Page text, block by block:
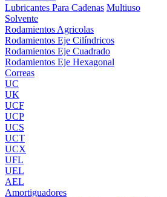
Lubricantes Para Cadenas Multiuso
Solvente
Rodamientos Agricolas
Rodamientos Eje Cilíndricos
Rodamientos Eje Cuadrado
Rodamientos Eje Hexagonal
Correas
UC
UK
UCF
UCP
UCS
UCT
UCX
UFL
UEL
AEL
Amortiguadores